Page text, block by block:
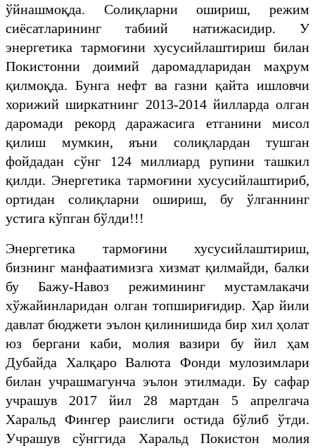
ўйнашмоқда. Солиқларни ошириш, режим
сиёсатларининг табиий натижасидир. У
энергетика тармоғини хусусийлаштириш билан
Покистонни доимий даромадларидан маҳрум
қилмоқда. Бунга нефт ва газни қайта ишловчи
хорижий ширкатнинг 2013-2014 йилларда олган
даромади рекорд даражасига етганини мисол
қилиш мумкин, яъни солиқлардан тушган
фойдадан сўнг 124 миллиард рупини ташкил
қилди. Энергетика тармоғини хусусийлаштириб,
ортидан солиқларни ошириш, бу ўлганнинг
устига кўпган бўлди!!!
Энергетика тармоғини хусусийлаштириш,
бизнинг манфаатимизга хизмат қилмайди, балки
бу Бажу-Навоз режимининг мустамлакачи
хўжайинларидан олган топшириғидир. Ҳар йили
давлат бюджети эълон қилинишида бир хил ҳолат
юз бергани каби, молия вазири бу йил ҳам
Дубайда Халқаро Валюта Фонди мулозимлари
билан учрашмагунча эълон этилмади. Бу сафар
учрашув 2017 йил 28 мартдан 5 апрелгача
Харальд Фингер раислиги остида бўлиб ўтди.
Учрашув сўнггида Харальд Покистон молия